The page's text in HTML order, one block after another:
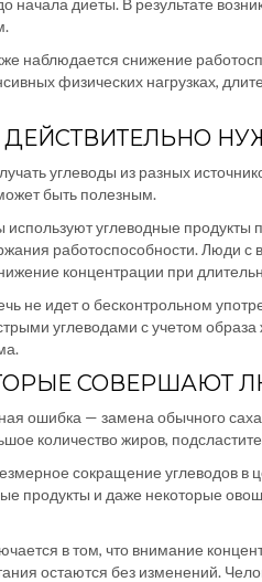
начала диеты. В результате
наблюдается снижение
физических нагрузках,
ДЕЙСТВИТЕЛЬНО
углеводы из разных
быть полезным.
углеводные
работоспособности. Люди с
концентрации при
не идет о бесконтрольном
углеводами с учетом образа
СОВЕРШАЮТ
ошибка — замена обычного
количество жиров,
сокращение углеводов в
продукты и даже некоторые
в том, что внимание
остаются без изменений.